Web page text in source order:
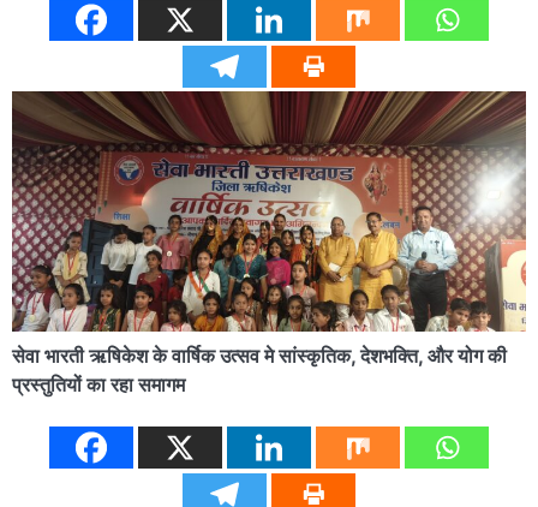
सेवा भारती ऋषिकेश के वार्षिक उत्सव मे सांस्कृतिक, देशभक्ति, और योग की
प्रस्तुतियों का रहा समागम